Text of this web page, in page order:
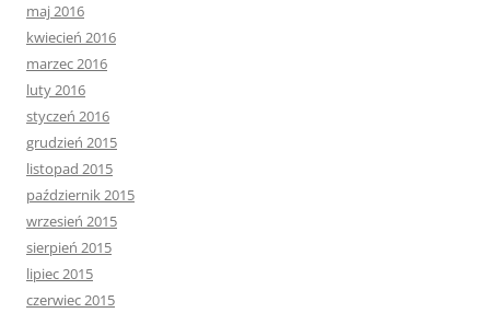
maj 2016
kwiecień 2016
marzec 2016
luty 2016
styczeń 2016
grudzień 2015
listopad 2015
październik 2015
wrzesień 2015
sierpień 2015
lipiec 2015
czerwiec 2015